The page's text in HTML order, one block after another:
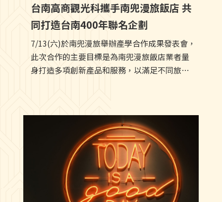
台南高商觀光科攜手南兜漫旅飯店 共
同打造台南400年聯名企劃
7/13(六)於南兜漫旅舉辦產學合作成果發表會，
此次合作的主要目標是為南兜漫旅飯店業者量
身打造多項創新產品和服務，以滿足不同旅客